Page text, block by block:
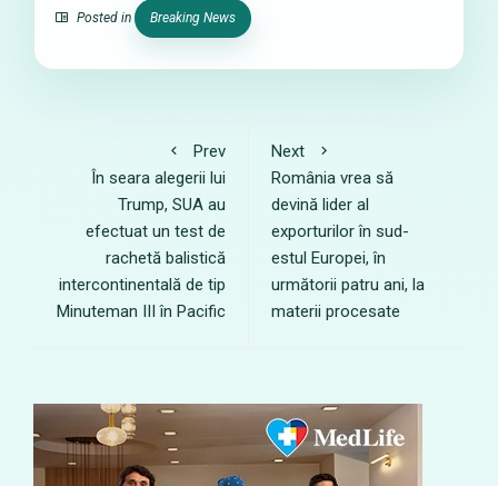
Posted in Breaking News
Prev
În seara alegerii lui
Trump, SUA au
efectuat un test de
rachetă balistică
intercontinentală de tip
Minuteman III în Pacific
Next
România vrea să
devină lider al
exporturilor în sud-
estul Europei, în
următorii patru ani, la
materii procesate